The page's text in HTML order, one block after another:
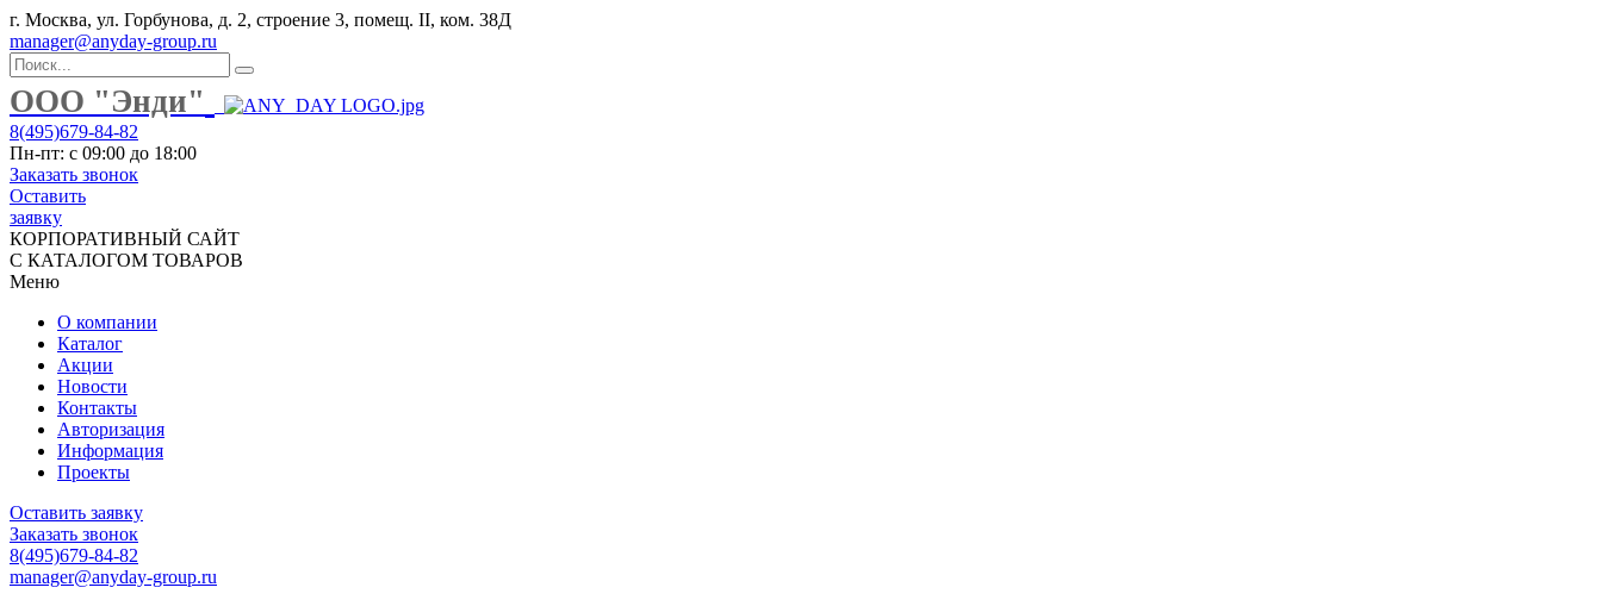
г. Москва, ул. Горбунова, д. 2, строение 3, помещ. II, ком. 38Д
manager@anyday-group.ru
ООО "Энди"
8(495)679-84-82
Пн-пт: с 09:00 до 18:00
Заказать звонок
Оставить
заявку
КОРПОРАТИВНЫЙ САЙТ
С КАТАЛОГОМ ТОВАРОВ
Меню
О компании
Каталог
Акции
Новости
Контакты
Авторизация
Информация
Проекты
Оставить заявку
Заказать звонок
8(495)679-84-82
manager@anyday-group.ru